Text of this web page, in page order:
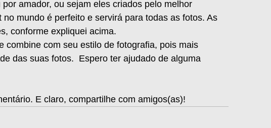
amador, ou sejam eles criados pelo melhor
mundo é perfeito e servirá para todas as fotos. As
conforme expliquei acima.
combine com seu estilo de fotografia, pois mais
das suas fotos.  Espero ter ajudado de alguma
E claro, compartilhe com amigos(as)!